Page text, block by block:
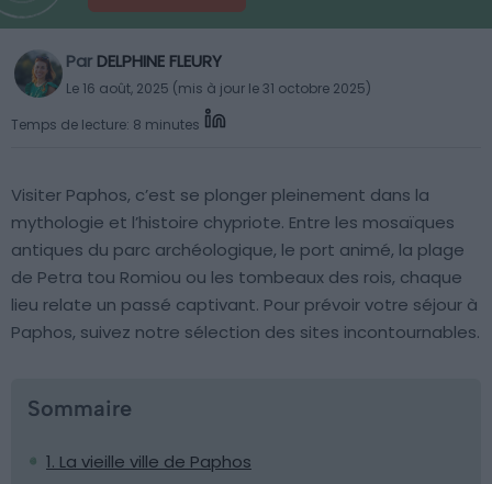
Par DELPHINE FLEURY
Le 16 août, 2025 (mis à jour le 31 octobre 2025)
Temps de lecture: 8 minutes
Visiter Paphos, c’est se plonger pleinement dans la
mythologie et l’histoire chypriote. Entre les mosaïques
antiques du parc archéologique, le port animé, la plage
de Petra tou Romiou ou les tombeaux des rois, chaque
lieu relate un passé captivant. Pour prévoir votre séjour à
Paphos, suivez notre sélection des sites incontournables.
Sommaire
1. La vieille ville de Paphos